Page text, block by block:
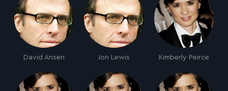
David Ansen Jon Lewis Kimberly Peirce